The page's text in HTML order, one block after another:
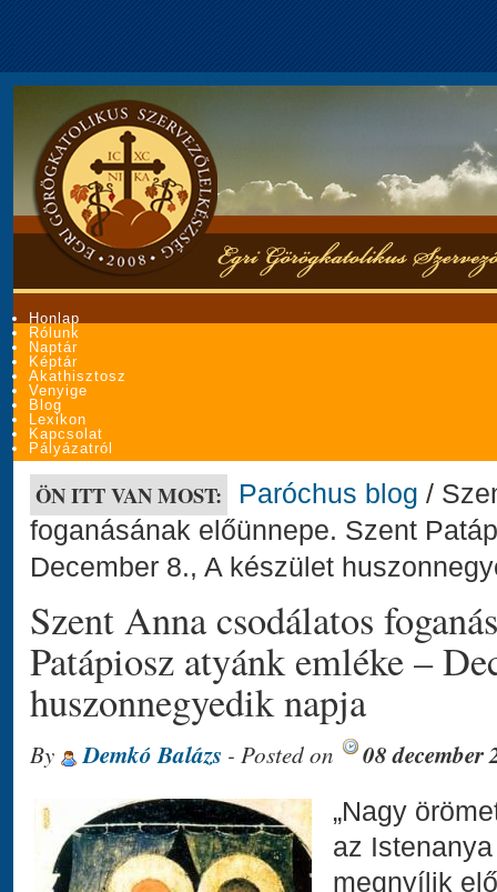
Honlap
Rólunk
Naptár
Képtár
Akathisztosz
Venyige
Blog
Lexikon
Kapcsolat
Pályázatról
ÖN ITT VAN MOST: Paróchus blog /
foganásának előünnepe. Szent
December 8., A készület
Szent Anna csodálatos
Patápiosz atyánk emléke –
huszonnegyedik napja
By Demkó Balázs - Posted on 08 december
„Nagy
az
megnyílik